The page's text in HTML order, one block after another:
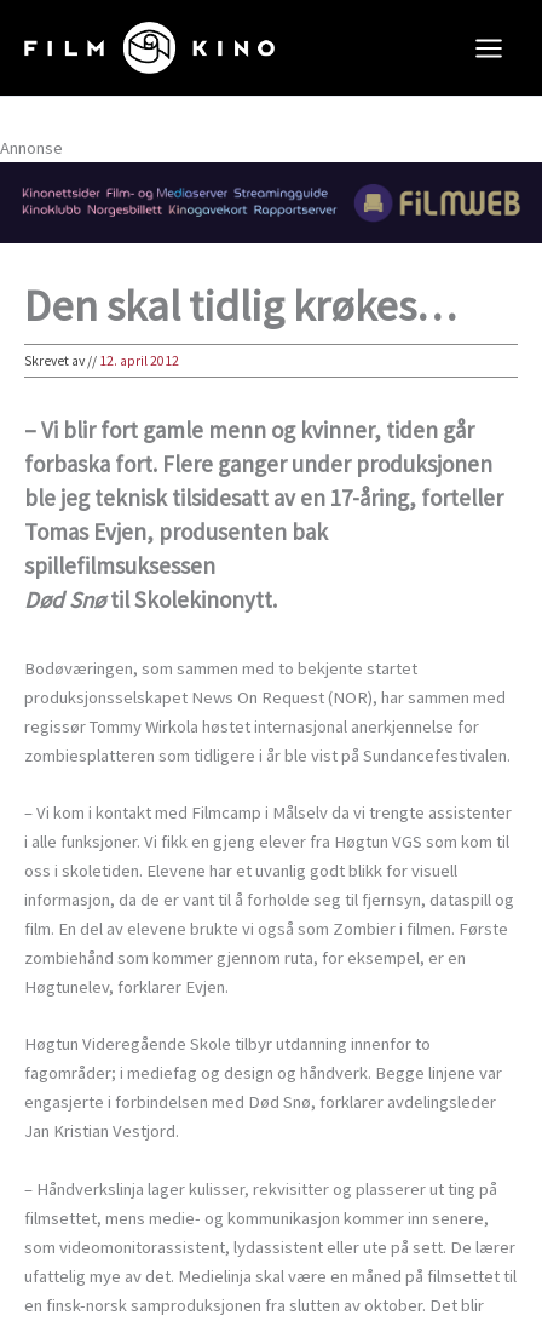
rett
innholdet
Annonse
Den skal tidlig krøkes…
Skrevet av// 12. april 2012
– Vi blir fort gamle menn og kvinner, tiden går
forbaska fort. Flere ganger under produksjonen
ble jeg teknisk tilsidesatt av en 17-åring, forteller
Tomas Evjen, produsenten bak
spillefilmsuksessen
Død Snøtil Skolekinonytt.
Bodøværingen, som sammen med to bekjente startet
produksjonsselskapet News On Request (NOR), har sammen med
regissør Tommy Wirkola høstet internasjonal anerkjennelse for
zombiesplatteren som tidligere i år ble vist på Sundancefestivalen.
– Vi kom i kontakt med Filmcamp i Målselv da vi trengte assistenter
i alle funksjoner. Vi fikk en gjeng elever fra Høgtun VGS som kom til
oss i skoletiden. Elevene har et uvanlig godt blikk for visuell
informasjon, da de er vant til å forholde seg til fjernsyn, dataspill og
film. En del av elevene brukte vi også som Zombier i filmen. Første
zombiehånd som kommer gjennom ruta, for eksempel, er en
Høgtunelev, forklarer Evjen.
Høgtun Videregående Skole tilbyr utdanning innenfor to
fagområder; i mediefag og design og håndverk. Begge linjene var
engasjerte i forbindelsen med Død Snø, forklarer avdelingsleder
Jan Kristian Vestjord.
– Håndverkslinja lager kulisser, rekvisitter og plasserer ut ting på
filmsettet, mens medie- og kommunikasjon kommer inn senere,
som videomonitorassistent, lydassistent eller ute på sett. De lærer
ufattelig mye av det. Medielinja skal være en måned på filmsettet til
en finsk-norsk samproduksjonen fra slutten av oktober. Det blir